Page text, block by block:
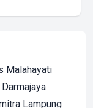
Malahayati
Lampung